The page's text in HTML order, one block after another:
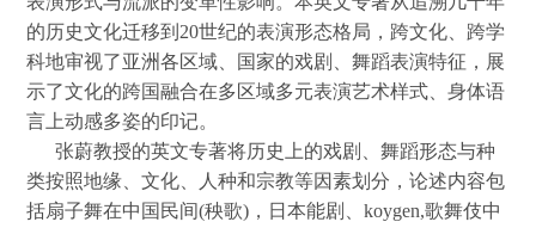
的历史文化迁移到20世纪的表演形态格局，跨文化、跨学
科地审视了亚洲各区域、国家的戏剧、舞蹈表演特征，展
示了文化的跨国融合在多区域多元表演艺术样式、身体语
言上动感多姿的印记。
张蔚教授的英文专著将历史上的戏剧、舞蹈形态与种
类按照地缘、文化、人种和宗教等因素划分，论述内容包
括扇子舞在中国民间(秧歌)，日本能剧、koygen,歌舞伎中